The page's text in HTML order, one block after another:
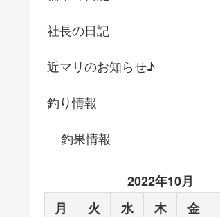
社長の日記
近マリのお知らせ♪
釣り情報
釣果情報
2022年10月
月
火 水 木 金